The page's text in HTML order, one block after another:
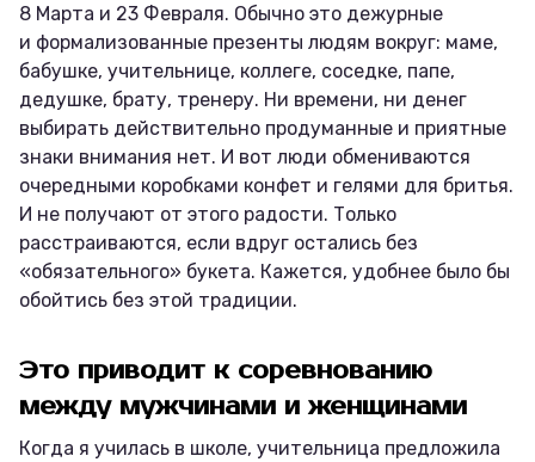
8 Марта и 23 Февраля. Обычно это дежурные
и формализованные презенты людям вокруг: маме,
бабушке, учительнице, коллеге, соседке, папе,
дедушке, брату, тренеру. Ни времени, ни денег
выбирать действительно продуманные и приятные
знаки внимания нет. И вот люди обмениваются
очередными коробками конфет и гелями для бритья.
И не получают от этого радости. Только
расстраиваются, если вдруг остались без
«обязательного» букета. Кажется, удобнее было бы
обойтись без этой традиции.
Это приводит к соревнованию
между мужчинами и женщинами
Когда я училась в школе, учительница предложила